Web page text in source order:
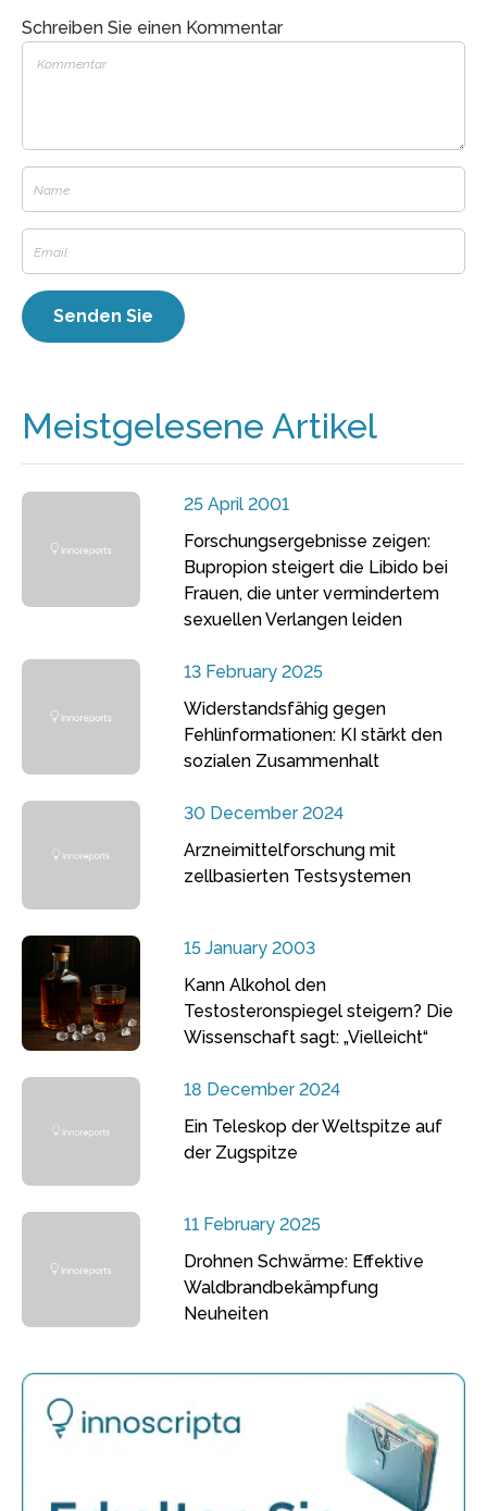
Schreiben Sie einen Kommentar
Meistgelesene Artikel
25 April 2001
Forschungsergebnisse zeigen:
Bupropion steigert die Libido bei
Frauen, die unter vermindertem
sexuellen Verlangen leiden
13 February 2025
Widerstandsfähig gegen
Fehlinformationen: KI stärkt den
sozialen Zusammenhalt
30 December 2024
Arzneimittelforschung mit
zellbasierten Testsystemen
15 January 2003
Kann Alkohol den
Testosteronspiegel steigern? Die
Wissenschaft sagt: „Vielleicht“
18 December 2024
Ein Teleskop der Weltspitze auf
der Zugspitze
11 February 2025
Drohnen Schwärme: Effektive
Waldbrandbekämpfung
Neuheiten